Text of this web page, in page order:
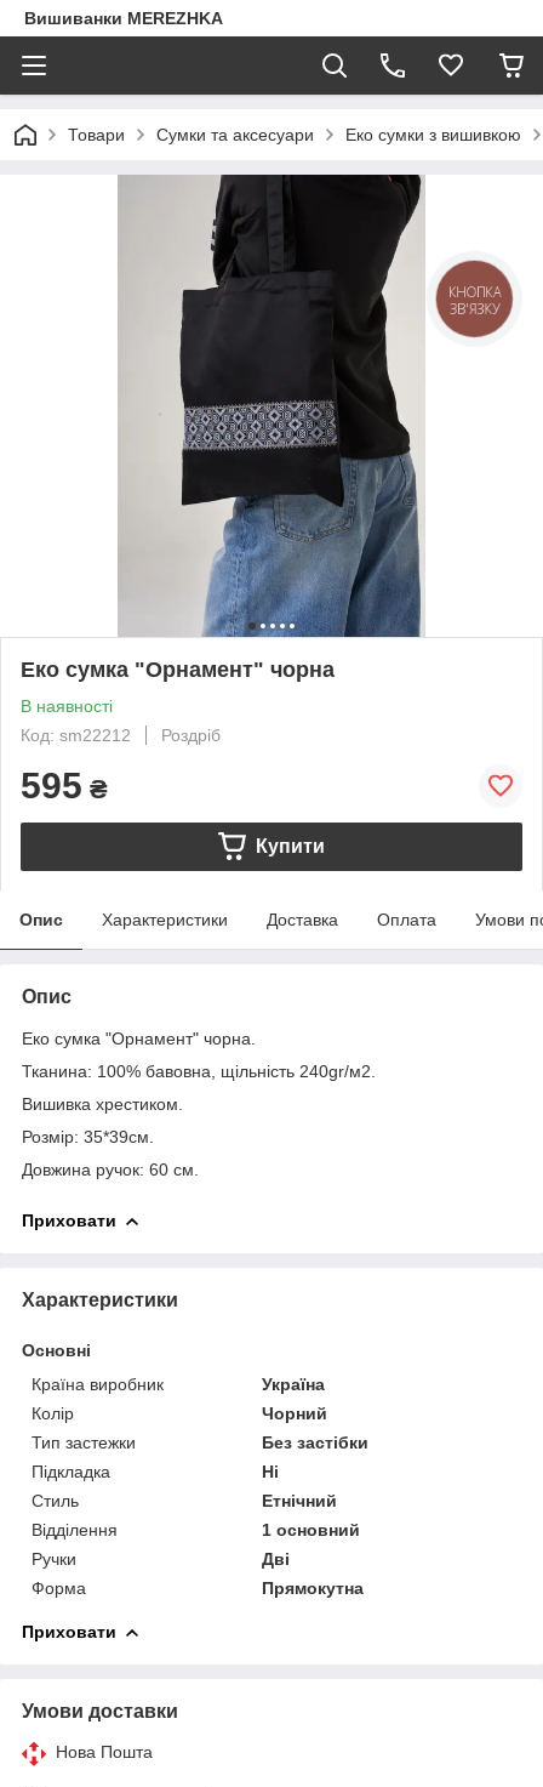
Вишиванки MEREZHKA
Товари Сумки та аксесуари Еко сумки з вишивкою
Еко сумка "Орнамент" чорна
В наявності
Код: sm22212
Роздріб
595 ₴
Купити
Опис Характеристики Доставка Оплата Умови
Опис
Еко сумка "Орнамент" чорна.
Тканина: 100% бавовна, щільність 240gr/м2.
Вишивка хрестиком.
Розмір: 35*39см.
Довжина ручок: 60 см.
Приховати
Характеристики
Основні
Країна виробник
Україна
Колір
Чорний
Тип застежки
Без застібки
Підкладка
Ні
Стиль
Етнічний
Відділення
1 основний
Ручки
Дві
Форма
Прямокутна
Приховати
Умови доставки
Нова Пошта
КНОПКА
ЗВ'ЯЗКУ